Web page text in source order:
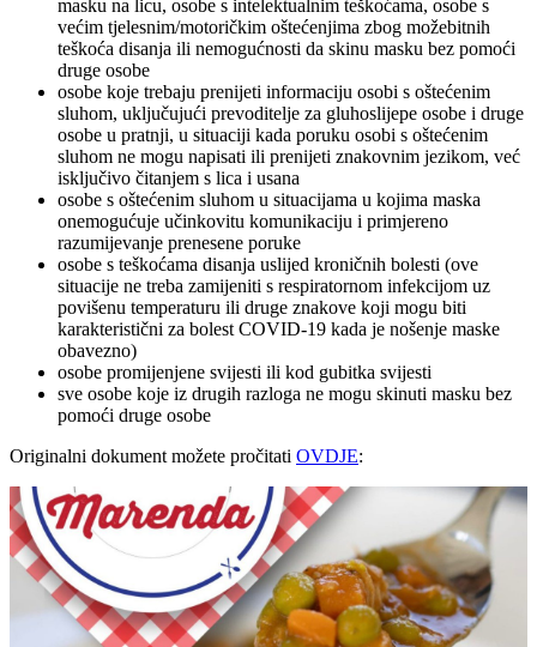
masku na licu, osobe s intelektualnim teškoćama, osobe s
većim tjelesnim/motoričkim oštećenjima zbog možebitnih
teškoća disanja ili nemogućnosti da skinu masku bez pomoći
druge osobe
osobe koje trebaju prenijeti informaciju osobi s oštećenim
sluhom, uključujući prevoditelje za gluhoslijepe osobe i druge
osobe u pratnji, u situaciji kada poruku osobi s oštećenim
sluhom ne mogu napisati ili prenijeti znakovnim jezikom, već
isključivo čitanjem s lica i usana
osobe s oštećenim sluhom u situacijama u kojima maska
onemogućuje učinkovitu komunikaciju i primjereno
razumijevanje prenesene poruke
osobe s teškoćama disanja uslijed kroničnih bolesti (ove
situacije ne treba zamijeniti s respiratornom infekcijom uz
povišenu temperaturu ili druge znakove koji mogu biti
karakteristični za bolest COVID-19 kada je nošenje maske
obavezno)
osobe promijenjene svijesti ili kod gubitka svijesti
sve osobe koje iz drugih razloga ne mogu skinuti masku bez
pomoći druge osobe
Originalni dokument možete pročitati OVDJE: